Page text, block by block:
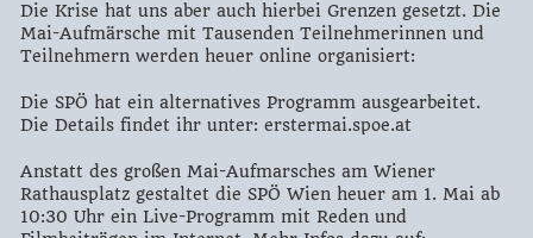
Die Krise hat uns aber auch hierbei Grenzen gesetzt. Die
Mai-Aufmärsche mit Tausenden Teilnehmerinnen und
Teilnehmern werden heuer online organisiert:
Die SPÖ hat ein alternatives Programm ausgearbeitet.
Die Details findet ihr unter: erstermai.spoe.at
Anstatt des großen Mai-Aufmarsches am Wiener
Rathausplatz gestaltet die SPÖ Wien heuer am 1. Mai ab
10:30 Uhr ein Live-Programm mit Reden und